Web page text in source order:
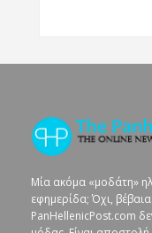
Μία ακόμα «μοδάτη»
εφημερίδα; Όχι,
PanHellenicPost.com